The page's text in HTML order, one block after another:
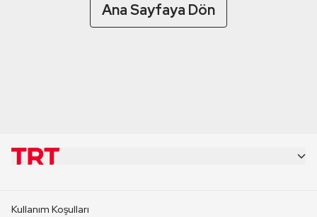
Ana Sayfaya Dön
Kullanım Koşulları